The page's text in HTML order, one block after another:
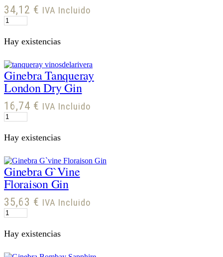
34,12 € IVA Incluido
Ginebra
Premium
Gin
Hay existencias
Ginebra Tanqueray
London Dry Gin
16,74 € IVA Incluido
Ginebra
London
Dry
cantidad
Hay existencias
Ginebra G`vine
Floraison Gin
35,63 € IVA Incluido
Ginebra
Floraison
Gin
Hay existencias